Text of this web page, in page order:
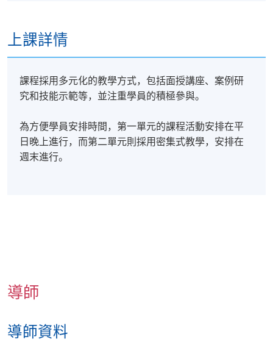
上課詳情
課程採用多元化的教學方式，包括面授講座、案例研
究和技能示範等，並注重學員的積極參與。
為方便學員安排時間，第一單元的課程活動安排在平
日晚上進行，而第二單元則採用密集式教學，安排在
週末進行。
導師
導師資料